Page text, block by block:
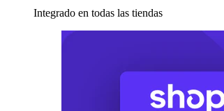
Integrado en todas las tiendas